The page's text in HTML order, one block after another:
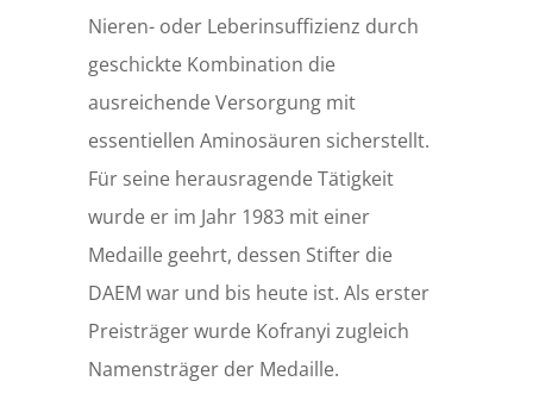
Nieren- oder Leberinsuffizienz durch
geschickte Kombination die
ausreichende Versorgung mit
essentiellen Aminosäuren sicherstellt.
Für seine herausragende Tätigkeit
wurde er im Jahr 1983 mit einer
Medaille geehrt, dessen Stifter die
DAEM war und bis heute ist. Als erster
Preisträger wurde Kofranyi zugleich
Namensträger der Medaille.